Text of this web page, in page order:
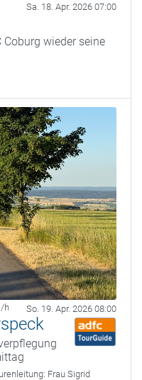
Sa. 18. Apr. 2026 07:00
wieder seine
h So. 19. Apr. 2026 08:00
Frau Sigrid